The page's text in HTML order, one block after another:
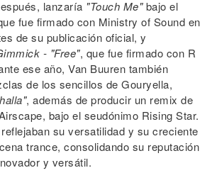
lanzaría "Touch Me"bajo el
fue firmado con Ministry of Sound en
de su publicación oficial, y
- "Free", que fue firmado con R
ese año, Van Buuren también
de los sencillos de Gouryella,
, además de producir un remix de
bajo el seudónimo Rising Star.
su versatilidad y su creciente
trance, consolidando su reputación
y versátil.